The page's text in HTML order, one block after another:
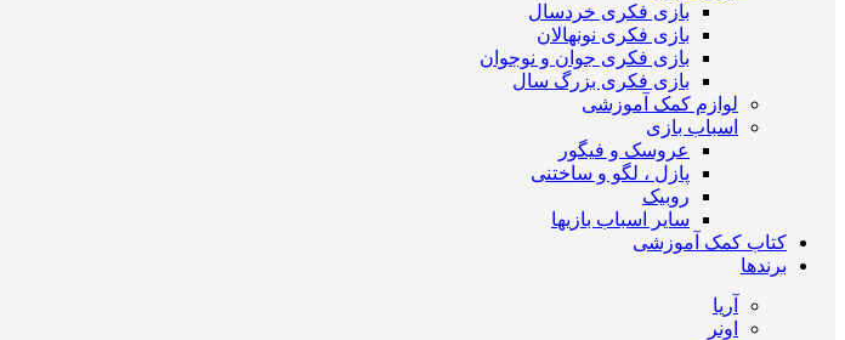
بازی فکری خردسال
بازی فکری نونهالان
بازی فکری جوان و نوجوان
بازی فکری بزرگ سال
لوازم کمک آموزشی
اسباب بازی
عروسک و فیگور
پازل ، لگو و ساختنی
روبیک
سایر اسباب بازیها
کتاب کمک آموزشی
برندها
آریا
اونر